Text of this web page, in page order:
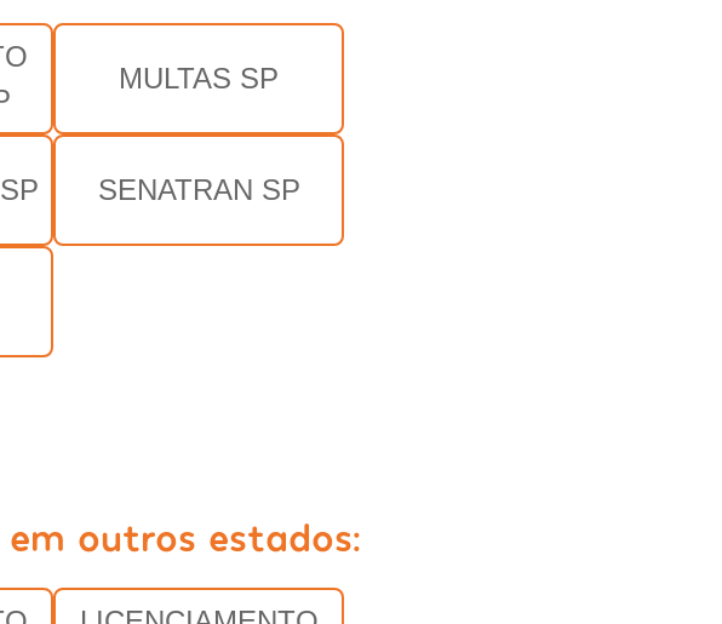
MULTAS SP
SENATRAN SP
outros estados: